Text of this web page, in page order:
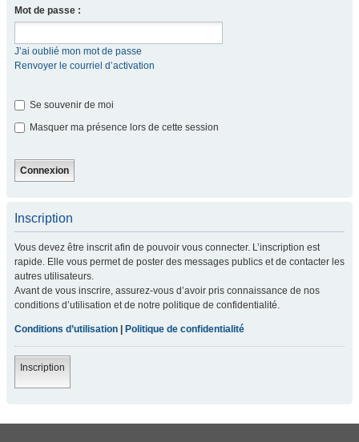
Mot de passe :
J’ai oublié mon mot de passe
Renvoyer le courriel d’activation
Se souvenir de moi
Masquer ma présence lors de cette session
Inscription
Vous devez être inscrit afin de pouvoir vous connecter. L’inscription est
rapide. Elle vous permet de poster des messages publics et de contacter les
autres utilisateurs.
Avant de vous inscrire, assurez-vous d’avoir pris connaissance de nos
conditions d’utilisation et de notre politique de confidentialité.
Conditions d’utilisation Politique de confidentialité
Inscription